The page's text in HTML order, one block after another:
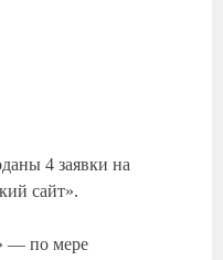
4 заявки на
сайт».
— по мере